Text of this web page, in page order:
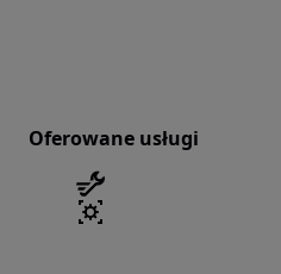
Oferowane usługi